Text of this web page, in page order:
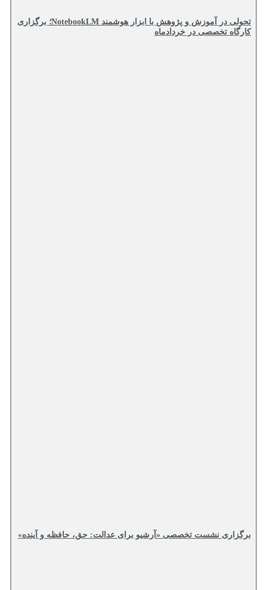
تحولی در آموزش و پژوهش با ابزار هوشمند NotebookLM؛ برگزاری
کارگاه تخصصی در خردادماه
برگزاری نشست تخصصی «آرشیو برای عدالت: حق، حافظه و آینده»